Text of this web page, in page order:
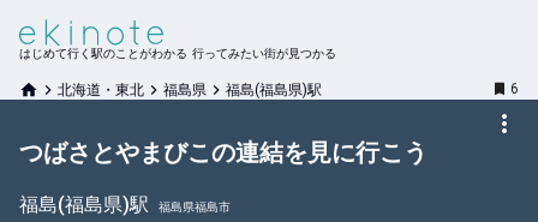
はじめて行く駅のことがわかる 行ってみたい街が見つかる
北海道・東北 福島県 福島(福島県)駅 6
つばさとやまびこの連結を見に行こう
福島(福島県)駅
福島県福島市